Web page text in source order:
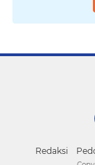
Redaksi